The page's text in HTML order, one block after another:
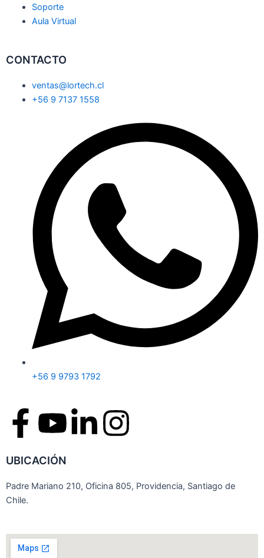
Soporte
Aula Virtual
CONTACTO
ventas@lortech.cl
+56 9 7137 1558
+56 9 9793 1792
F
a
c
e
b
Y
o
u
u
L
n
e
I
s
a
UBICACIÓN
Padre Mariano 210, Oficina 805, Providencia, Santiago de
Chile.